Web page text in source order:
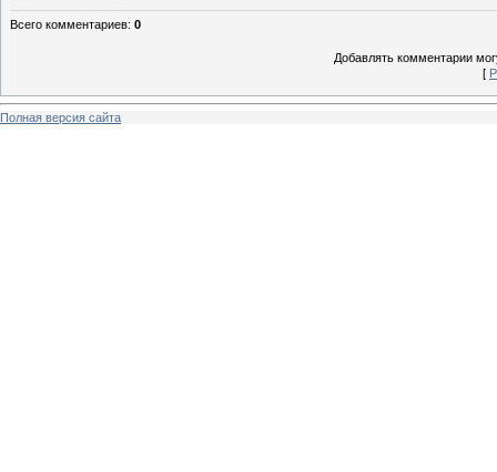
Всего комментариев: 0
Добавлять комментарии
[
Полная версия сайта